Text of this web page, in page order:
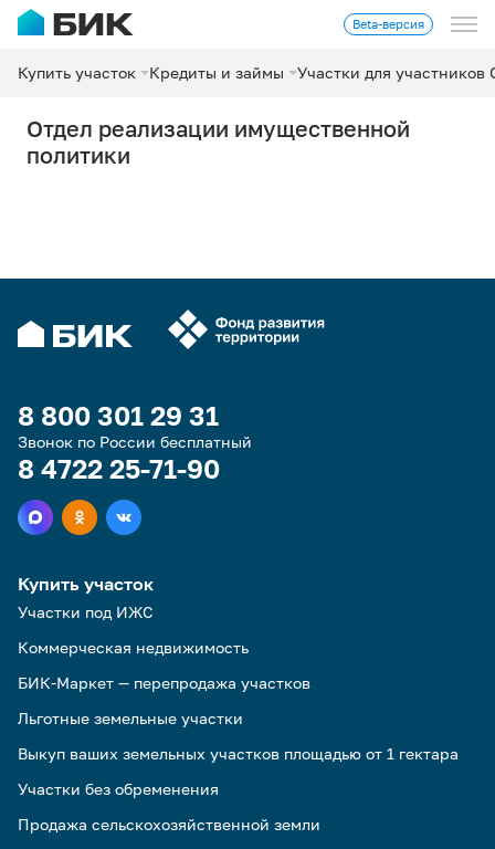
Beta-версия
Купить участок Кредиты и займы Участки для участников
Отдел реализации имущественной
политики
8 800 301 29 31
Звонок по России бесплатный
8 4722 25-71-90
Купить участок
Участки под ИЖС
Коммерческая недвижимость
БИК-Маркет — перепродажа участков
Льготные земельные участки
Выкуп ваших земельных участков площадью от 1 гектара
Участки без обременения
Продажа сельскохозяйственной земли